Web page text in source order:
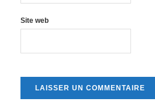
Site web